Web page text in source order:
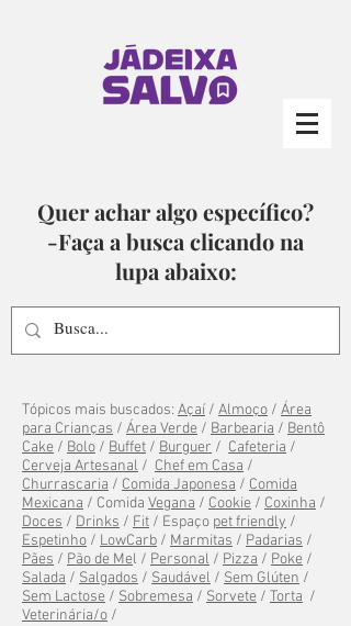
Quer achar algo específico?
-Faça a busca clicando na
lupa abaixo:
Tópicos mais buscados: Açaí / Almoço / Área
para Crianças / Área Verde / Barbearia / Bentô
Cake / Bolo / Buffet / Burguer / Cafeteria /
Cerveja Artesanal / Chef em Casa /
Churrascaria / Comida Japonesa / Comida
Mexicana / Comida Vegana / Cookie / Coxinha /
Doces / Drinks / Fit / Espaço pet friendly /
Espetinho / LowCarb / Marmitas / Padarias /
Pães / Pão de Mel / Personal / Pizza / Poke /
Salada / Salgados / Saudável / Sem Glúten /
Sem Lactose / Sobremesa / Sorvete / Torta /
Veterinária/o /